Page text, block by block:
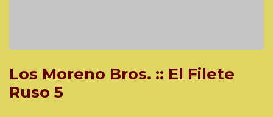
Los Moreno Bros. :: El Filete
Ruso 5